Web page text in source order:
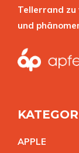
Tellerrand zu
und
APPLE